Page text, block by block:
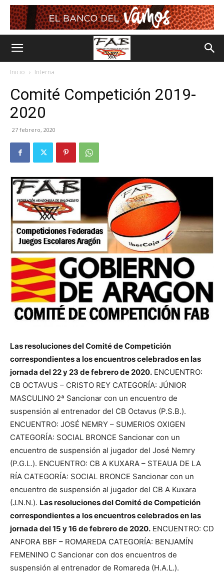
Inicio Interna
Comité Competición 2019-
2020
27 febrero, 2020
Las resoluciones del Comité de Competición
correspondientes a los encuentros celebrados en las
jornada del 22 y 23 de febrero de 2020. ENCUENTRO:
CB OCTAVUS – CRISTO REY CATEGORÍA: JÚNIOR
MASCULINO 2ª Sancionar con un encuentro de
suspensión al entrenador del CB Octavus (P.S.B.).
ENCUENTRO: JOSÉ NEMRY – SUMERIOS OXIGEN
CATEGORÍA: SOCIAL BRONCE Sancionar con un
encuentro de suspensión al jugador del José Nemry
(P.G.L.). ENCUENTRO: CB A KUXARA – STEAUA DE LA
RÍA CATEGORÍA: SOCIAL BRONCE Sancionar con un
encuentro de suspensión al jugador del CB A Kuxara
(J.N.N.). Las resoluciones del Comité de Competición
correspondientes a los encuentros celebrados en las
jornada del 15 y 16 de febrero de 2020. ENCUENTRO: CD
ANFORA BBF – ROMAREDA CATEGORÍA: BENJAMÍN
FEMENINO C Sancionar con dos encuentros de
suspensión al entrenador de Romareda (H.A.L.).